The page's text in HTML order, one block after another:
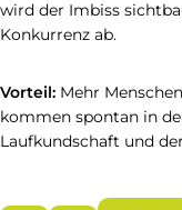
wird der Imbiss
Konkurrenz ab.
Vorteil: Mehr
kommen spontan in
Laufkundschaft und